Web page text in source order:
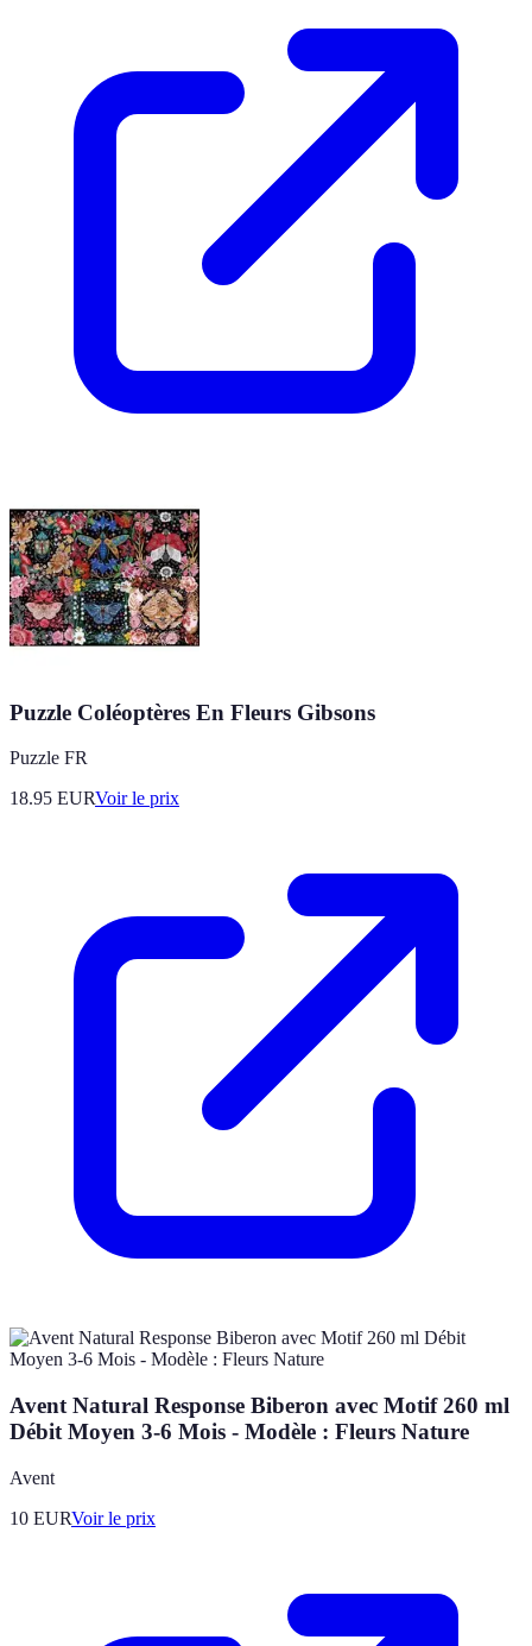
Puzzle Coléoptères En Fleurs Gibsons
Puzzle FR
18.95 EURVoir le prix
Avent Natural Response Biberon avec Motif 260 ml
Débit Moyen 3-6 Mois - Modèle : Fleurs Nature
Avent
10 EURVoir le prix